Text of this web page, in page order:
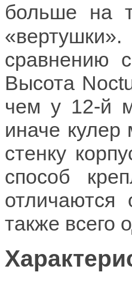
больше на
сравнению
Высота
чем у 12-й
иначе кулер
стенку
способ
также всего